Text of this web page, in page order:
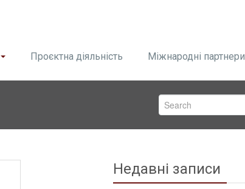
Проєктна діяльність Міжнародні партнери
Недавні записи